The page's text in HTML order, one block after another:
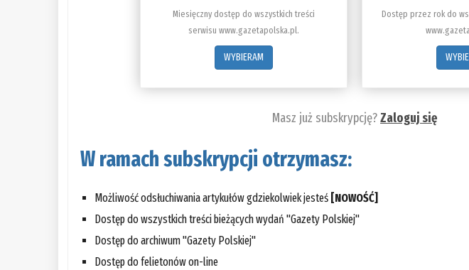
Miesięczny dostęp do wszystkich treści
serwisu www.gazetapolska.pl.
WYBIERAM
Dostęp przez rok do
Masz już subskrypcję?Zaloguj się
W ramach subskrypcji otrzymasz:
Możliwość odsłuchiwania artykułów gdziekolwiek jesteś [NOWOŚĆ]
Dostęp do wszystkich treści bieżących wydań "Gazety Polskiej"
Dostęp do archiwum "Gazety Polskiej"
Dostęp do felietonów on-line